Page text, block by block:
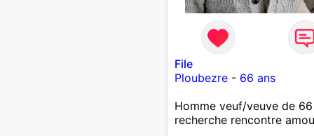
File
Ploubezre- 66 ans
Homme veuf/veuve de
recherche rencontre